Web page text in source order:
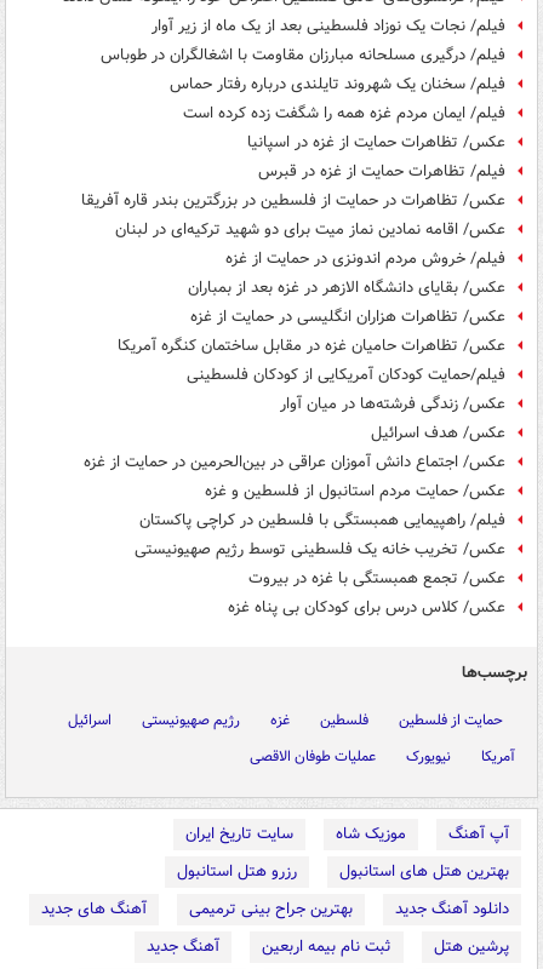
فیلم/ نجات یک نوزاد فلسطینی بعد از یک ماه از زیر آوار
فیلم/ درگیری مسلحانه مبارزان مقاومت با اشغالگران در طوباس
فیلم/ سخنان یک شهروند تایلندی درباره رفتار حماس
فیلم/ ایمان مردم غزه همه را شگفت زده کرده است
عکس/ تظاهرات حمایت از غزه در اسپانیا
فیلم/ تظاهرات حمایت از غزه در قبرس
عکس/ تظاهرات در حمایت از فلسطین در بزرگترین بندر قاره آفریقا
عکس/ اقامه نمادین نماز میت برای دو شهید ترکیه‌ای در لبنان
فیلم/ خروش مردم اندونزی در حمایت از غزه
عکس/ بقایای دانشگاه الازهر در غزه بعد از بمباران
عکس/ تظاهرات هزاران انگلیسی در حمایت از غزه
عکس/ تظاهرات حامیان غزه در مقابل ساختمان کنگره آمریکا
فیلم/حمایت کودکان آمریکایی از کودکان فلسطینی
عکس/ زندگی فرشته‌ها در میان آوار
عکس/ هدف اسرائیل
عکس/ اجتماع دانش آموزان عراقی در بین‌الحرمین در حمایت از غزه
عکس/ حمایت مردم استانبول از فلسطین و غزه
فیلم/ راهپیمایی همبستگی با فلسطین در کراچی پاکستان
عکس/ تخریب خانه یک فلسطینی توسط رژیم صهیونیستی
عکس/ تجمع همبستگی با غزه در بیروت
عکس/ کلاس درس برای کودکان بی پناه غزه
برچسب‌ها
حمایت از فلسطین فلسطین غزه رژیم صهیونیستی
اسرائیل
آمریکا
نیویورک عملیات طوفان الاقصی
آپ آهنگ موزیک شاه
سایت تاریخ ایران
بهترین هتل های استانبول
رزرو هتل استانبول
دانلود آهنگ جدید
بهترین جراح بینی ترمیمی
آهنگ های جدید
پرشین هتل
ثبت نام بیمه اربعین
آهنگ جدید